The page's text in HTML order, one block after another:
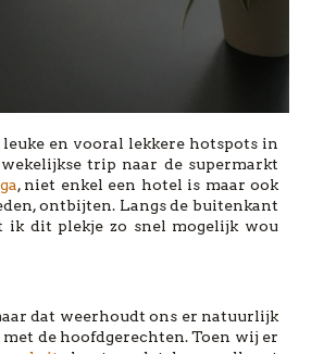
en vooral lekkere hotspots in
trip naar de supermarkt
, niet enkel een hotel is maar ook
ontbijten. Langs de buitenkant
dit plekje zo snel mogelijk wou
dat weerhoudt ons er natuurlijk
de hoofdgerechten. Toen wij er